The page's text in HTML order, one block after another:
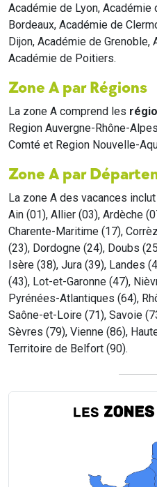
Académie de Lyon, Académie
Bordeaux, Académie de
Dijon, Académie de
Académie de Poitiers.
Zone A par Régions
La zone A comprend les
Region Auvergne-Rhône-
Comté et Region Nouvelle-
Zone A par
La zone A des vacances
Ain (01), Allier (03), Ardèche
Charente-Maritime (17),
(23), Dordogne (24), Doubs
Isère (38), Jura (39), Landes
(43), Lot-et-Garonne (47),
Pyrénées-Atlantiques (64),
Saône-et-Loire (71), Savoie
Sèvres (79), Vienne (86),
Territoire de Belfort (90).